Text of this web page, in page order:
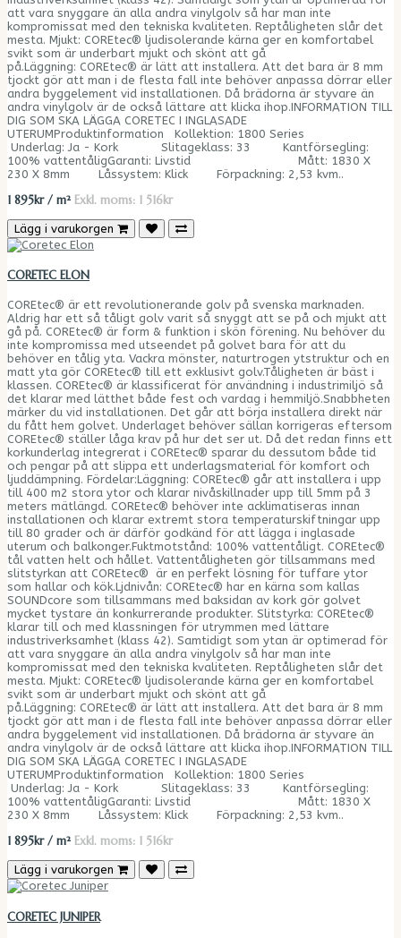
att vara snyggare än alla andra vinylgolv så har man inte
kompromissat med den tekniska kvaliteten. Reptåligheten slår det
mesta. Mjukt: COREtec® ljudisolerande kärna ger en komfortabel
svikt som är underbart mjukt och skönt att gå
på.Läggning: COREtec® är lätt att installera. Att det bara är 8 mm
tjockt gör att man i de flesta fall inte behöver anpassa dörrar eller
andra byggelement vid installationen. Då brädorna är styvare än
andra vinylgolv är de också lättare att klicka ihop.INFORMATION TILL
DIG SOM SKA LÄGGA CORETEC I INGLASADE
UTERUMProduktinformation Kollektion: 1800 Series
Underlag: Ja - Kork Slitageklass: 33 Kantförsegling:
100% vattentåligGaranti: Livstid Mått: 1830 X
230 X 8mm Låssystem: Klick Förpackning: 2,53 kvm..
1 895kr / m² Exkl. moms: 1 516kr
Lägg i varukorgen
CORETEC ELON
COREtec® är ett revolutionerande golv på svenska marknaden.
Aldrig har ett så tåligt golv varit så snyggt att se på och mjukt att
gå på. COREtec® är form & funktion i skön förening. Nu behöver du
inte kompromissa med utseendet på golvet bara för att du
behöver en tålig yta. Vackra mönster, naturtrogen ytstruktur och en
matt yta gör COREtec® till ett exklusivt golv.Tåligheten är bäst i
klassen. COREtec® är klassificerat för användning i industrimiljö så
det klarar med lätthet både fest och vardag i hemmiljö.Snabbheten
märker du vid installationen. Det går att börja installera direkt när
du fått hem golvet. Underlaget behöver sällan korrigeras eftersom
COREtec® ställer låga krav på hur det ser ut. Då det redan finns ett
korkunderlag integrerat i COREtec® sparar du dessutom både tid
och pengar på att slippa ett underlagsmaterial för komfort och
ljuddämpning. Fördelar:Läggning: COREtec® går att installera i upp
till 400 m2 stora ytor och klarar nivåskillnader upp till 5mm på 3
meters mätlängd. COREtec® behöver inte acklimatiseras innan
installationen och klarar extremt stora temperaturskiftningar upp
till 80 grader och är därför godkänd för att lägga i inglasade
uterum och balkonger.Fuktmotstånd: 100% vattentåligt. COREtec®
tål vatten helt och hållet. Vattentåligheten gör tillsammans med
slitstyrkan att COREtec® är en perfekt lösning för tuffare ytor
som hallar och kök.Ljdnivån: COREtec® har en kärna som kallas
SOUNDcore som tillsammans med baksidan av kork gör golvet
mycket tystare än konkurrerande produkter. Slitstyrka: COREtec®
klarar till och med klassningen för utrymmen med lättare
industriverksamhet (klass 42). Samtidigt som ytan är optimerad för
att vara snyggare än alla andra vinylgolv så har man inte
kompromissat med den tekniska kvaliteten. Reptåligheten slår det
mesta. Mjukt: COREtec® ljudisolerande kärna ger en komfortabel
svikt som är underbart mjukt och skönt att gå
på.Läggning: COREtec® är lätt att installera. Att det bara är 8 mm
tjockt gör att man i de flesta fall inte behöver anpassa dörrar eller
andra byggelement vid installationen. Då brädorna är styvare än
andra vinylgolv är de också lättare att klicka ihop.INFORMATION TILL
DIG SOM SKA LÄGGA CORETEC I INGLASADE
UTERUMProduktinformation Kollektion: 1800 Series
Underlag: Ja - Kork Slitageklass: 33 Kantförsegling:
100% vattentåligGaranti: Livstid Mått: 1830 X
230 X 8mm Låssystem: Klick Förpackning: 2,53 kvm..
1 895kr / m² Exkl. moms: 1 516kr
Lägg i varukorgen
CORETEC JUNIPER